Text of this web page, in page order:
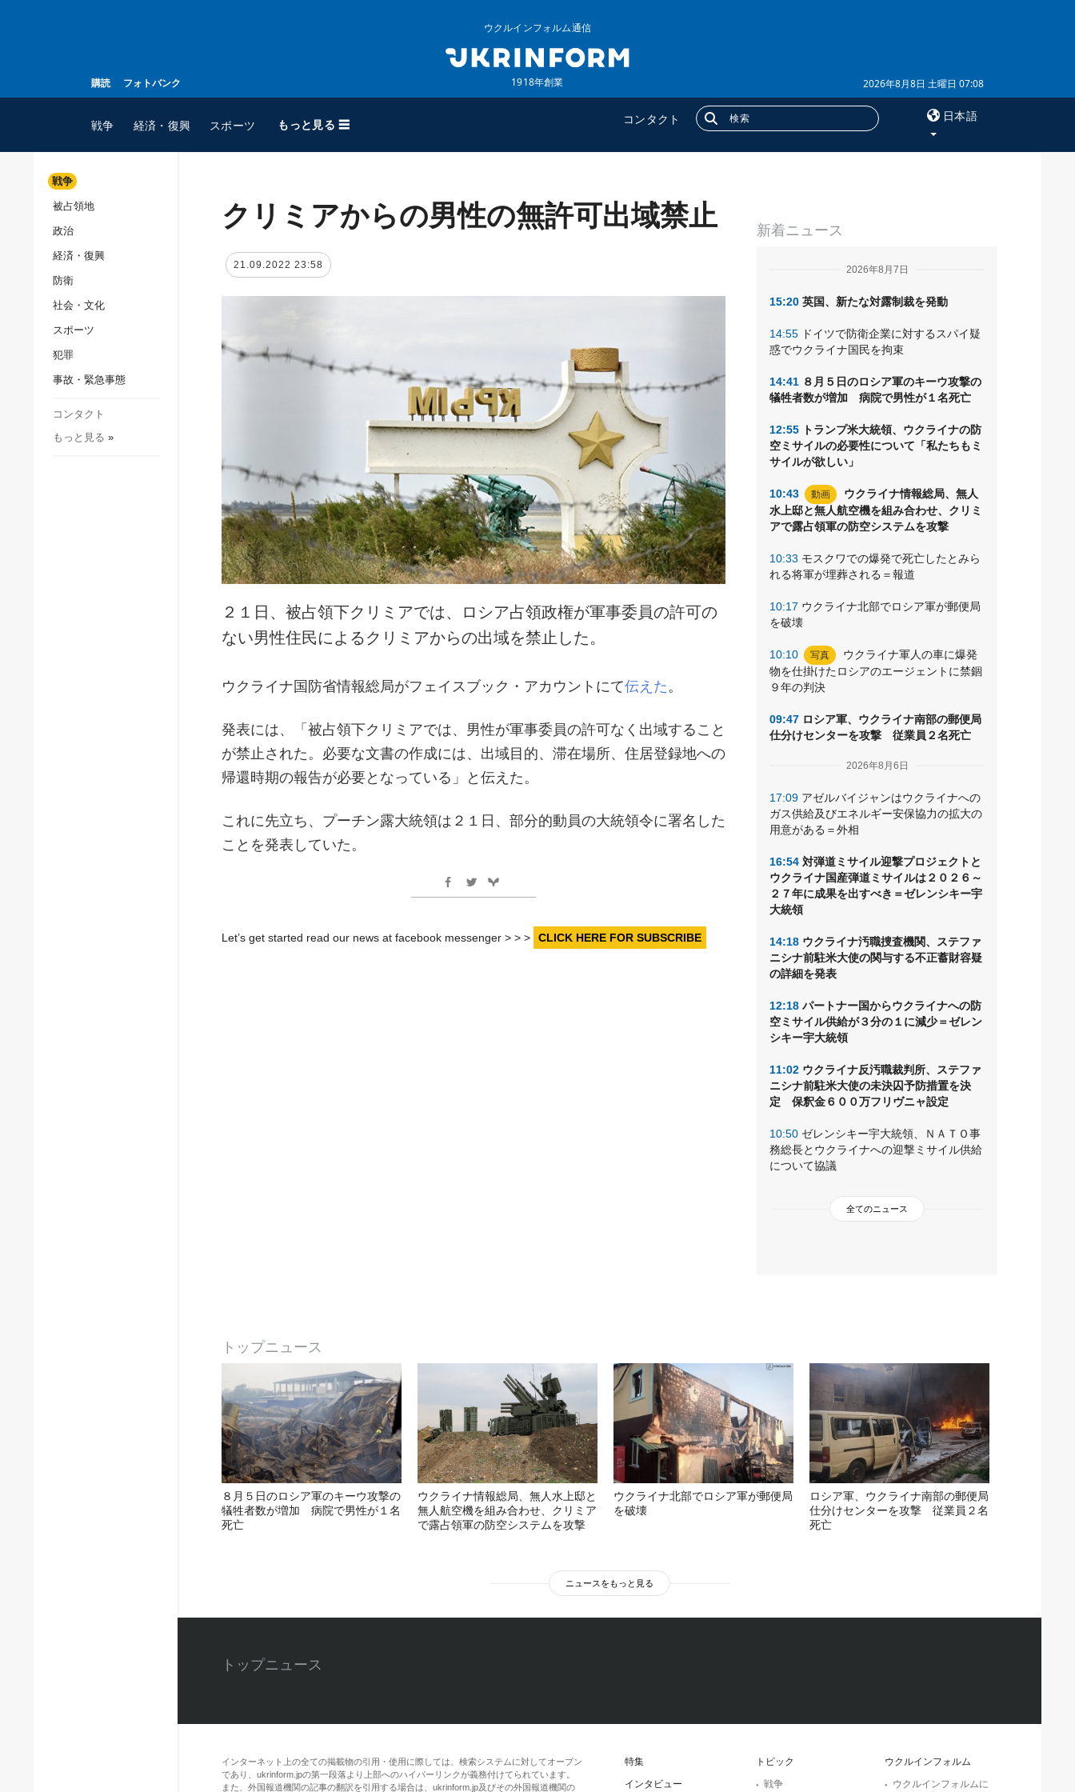
購読 フォトバンク
ウクルインフォルム通信
1918年創業 2026年8月8日 土曜日 07:08
戦争 経済・復興 スポーツ もっと見る ☰ コンタクト 日本語
スポーツ
ウクルインフォルム
ウクルインフォルムについ
追加
特集
購読
戦争
被占領地
政治
経済・復興
防衛
社会・文化
スポーツ
犯罪
事故・緊急事態
コンタクト
もっと見る »
新着ニュース
2026年8月7日
15:20 英国、新たな対露制裁を発動
14:55 ドイツで防衛企業に対するスパイ疑
惑でウクライナ国民を拘束
14:41 ８月５日のロシア軍のキーウ攻撃の
犠牲者数が増加 病院で男性が１名死亡
12:55 トランプ米大統領、ウクライナの防
空ミサイルの必要性について「私たちもミ
サイルが欲しい」
10:43 動画
ウクライナ情報総局、無人
水上邸と無人航空機を組み合わせ、クリミ
アで露占領軍の防空システムを攻撃
10:33 モスクワでの爆発で死亡したとみら
れる将軍が埋葬される＝報道
10:17 ウクライナ北部でロシア軍が郵便局
を破壊
10:10 写真
ウクライナ軍人の車に爆発
物を仕掛けたロシアのエージェントに禁錮
９年の判決
09:47 ロシア軍、ウクライナ南部の郵便局
仕分けセンターを攻撃 従業員２名死亡
2026年8月6日
17:09 アゼルバイジャンはウクライナへの
ガス供給及びエネルギー安保協力の拡大の
用意がある＝外相
16:54 対弾道ミサイル迎撃プロジェクトと
ウクライナ国産弾道ミサイルは２０２６～
２７年に成果を出すべき＝ゼレンシキー宇
大統領
14:18 ウクライナ汚職捜査機関、ステファ
ニシナ前駐米大使の関与する不正蓄財容疑
の詳細を発表
12:18 パートナー国からウクライナへの防
空ミサイル供給が３分の１に減少＝ゼレン
シキー宇大統領
11:02 ウクライナ反汚職裁判所、ステファ
ニシナ前駐米大使の未決囚予防措置を決
定 保釈金６００万フリヴニャ設定
10:50 ゼレンシキー宇大統領、ＮＡＴＯ事
務総長とウクライナへの迎撃ミサイル供給
について協議
全てのニュース
クリミアからの男性の無許可出域禁止
21.09.2022 23:58
２１日、被占領下クリミアでは、ロシア占領政権が軍事委員の許可の
ない男性住民によるクリミアからの出域を禁止した。
ウクライナ国防省情報総局がフェイスブック・アカウントにて伝えた 。
発表には、「被占領下クリミアでは、男性が軍事委員の許可なく出域すること
が禁止された。必要な文書の作成には、出域目的、滞在場所、住居登録地への
帰還時期の報告が必要となっている」と伝えた。
これに先立ち、プーチン露大統領は２１日、部分的動員の大統領令に署名した
ことを発表していた。
Let’s get started read our news at facebook messenger > > > CLICK HERE FOR SUBSCRIBE
トップニュース
８月５日のロシア軍のキーウ攻撃の
犠牲者数が増加 病院で男性が１名
死亡
ウクライナ情報総局、無人水上邸と
無人航空機を組み合わせ、クリミア
で露占領軍の防空システムを攻撃
ウクライナ北部でロシア軍が郵便局
を破壊
ロシア軍、ウクライナ南部の郵便局
仕分けセンターを攻撃 従業員２名
死亡
ニュースをもっと見る
トップニュース
トピック
戦争
ウクルインフォルム
ウクルインフォルムに
特集
インタビュー
インターネット上の全ての掲載物の引用・使用に際しては、検索システムに対してオープン
であり、ukrinform.jpの第一段落より上部へのハイパーリンクが義務付けてられています。
また、外国報道機関の記事の翻訳を引用する場合は、ukrinform.jp及びその外国報道機関の